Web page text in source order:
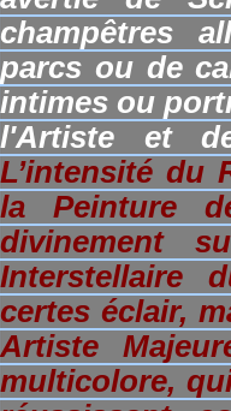
champêtres
parcs ou de
intimes ou
l'Artiste et
L’intensité du
la Peinture
divinement
Interstellaire
certes éclair,
Artiste
multicolore,